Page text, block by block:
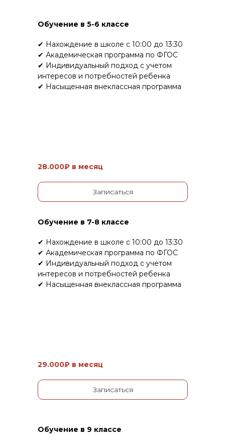
Обучение в 5-6 классе
✔ Нахождение в школе с 10:00 до 13:30
✔ Академическая программа по ФГОС
✔ Индивидуальный подход с учетом
интересов и потребностей ребенка
✔ Насыщенная внеклассная программа
Записаться
28.000₽ в месяц
Обучение в 7-8 классе
✔ Нахождение в школе с 10:00 до 13:30
✔ Академическая программа по ФГОС
✔ Индивидуальный подход с учетом
интересов и потребностей ребенка
✔ Насыщенная внеклассная программа
Записаться
29.000₽ в месяц
Обучение в 9 классе